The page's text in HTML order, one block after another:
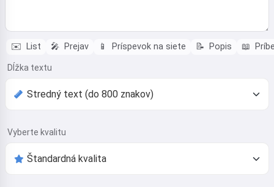
✉️ List 🎤 Prejav 📱 Príspevok na siete 📝 Popis 📖
Dĺžka textu
Vyberte kvalitu